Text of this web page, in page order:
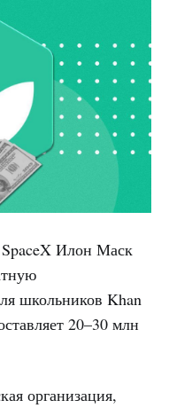
SpaceX Илон Маск
школьников Khan
20–30 млн
организация,